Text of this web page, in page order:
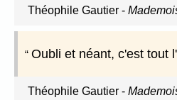
Théophile Gautier -
Oubli et néant, c'est tout
Théophile Gautier -